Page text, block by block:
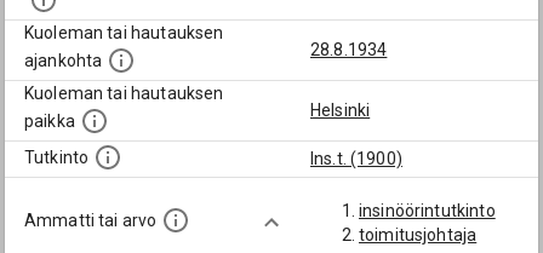
Kuoleman tai hautauksen
ajankohta
28.8.1934
Kuoleman tai hautauksen
paikka
Helsinki
Tutkinto Ins.t. (1900)
Ammatti tai arvo
insinöörintutkinto
toimitusjohtaja